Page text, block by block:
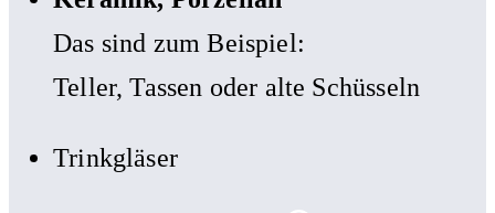
Das sind zum Beispiel:
Teller, Tassen oder alte Schüsseln
Trinkgläser